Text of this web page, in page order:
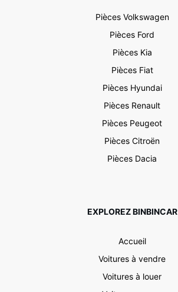
Pièces Volkswagen
Pièces Ford
Pièces Kia
Pièces Fiat
Pièces Hyundai
Pièces Renault
Pièces Peugeot
Pièces Citroën
Pièces Dacia
EXPLOREZ BINBINCAR
Accueil
Voitures à vendre
Voitures à louer